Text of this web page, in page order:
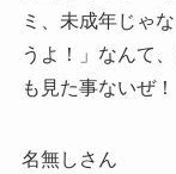
ミ、未成年じゃ
うよ！」なんて
も見た事ないぜ！
名無しさん